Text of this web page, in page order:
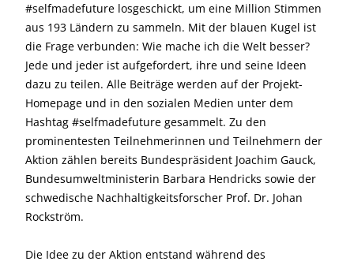
#selfmadefuture losgeschickt, um eine Million Stimmen
aus 193 Ländern zu sammeln. Mit der blauen Kugel ist
die Frage verbunden: Wie mache ich die Welt besser?
Jede und jeder ist aufgefordert, ihre und seine Ideen
dazu zu teilen. Alle Beiträge werden auf der Projekt-
Homepage und in den sozialen Medien unter dem
Hashtag #selfmadefuture gesammelt. Zu den
prominentesten Teilnehmerinnen und Teilnehmern der
Aktion zählen bereits Bundespräsident Joachim Gauck,
Bundesumweltministerin Barbara Hendricks sowie der
schwedische Nachhaltigkeitsforscher Prof. Dr. Johan
Rockström.
Die Idee zu der Aktion entstand während des